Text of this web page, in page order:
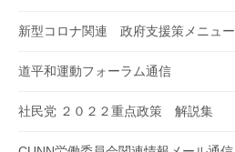
新型コロナ関連 政府支援策メニュー
道平和運動フォーラム通信
社民党 ２０２２重点政策 解説集